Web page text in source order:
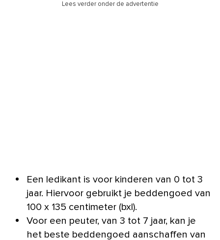
Lees verder onder de advertentie
Een ledikant is voor kinderen van 0 tot 3
jaar. Hiervoor gebruikt je beddengoed van
100 x 135 centimeter (bxl).
Voor een peuter, van 3 tot 7 jaar, kan je
het beste beddengoed aanschaffen van